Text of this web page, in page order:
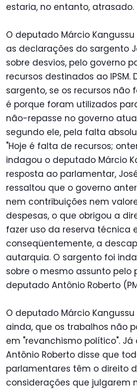
estaria, no entanto, atrasado.
O deputado Márcio Kangussu
as declarações do sargento
sobre desvios, pelo governo
recursos destinados ao
sargento, se os recursos não
é porque foram utilizados
não-repasse no governo
segundo ele, pela falta
"Hoje é falta de recursos;
indagou o deputado Márcio
resposta ao parlamentar,
ressaltou que o governo
nem contribuições nem
despesas, o que obrigou a
fazer uso da reserva técnica
conseqüentemente, a
autarquia. O sargento foi
sobre o mesmo assunto pelo
deputado Antônio Roberto
O deputado Márcio Kangussu
ainda, que os trabalhos não
em "revanchismo político".
Antônio Roberto disse que
parlamentares têm o direito
considerações que julgarem